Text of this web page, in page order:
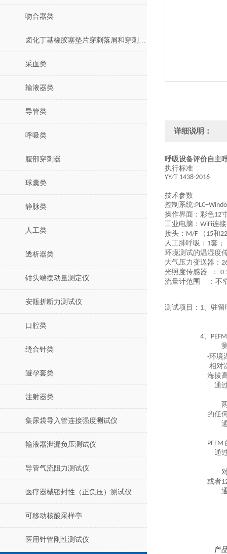
吻合器类
卤化丁基橡胶塞垫片穿刺落屑和穿刺力测试仪
采血类
输液器类
导管类
呼吸类
腹部穿刺器
球囊类
静脉类
人工类
透析器类
钳头端摆动量测定仪
安瓿折断力测试仪
口腔类
缝合针类
避孕套类
注射器类
集尿袋导入管连接强度测试仪
输液器泄漏负压测试仪
导管气流阻力测试仪
医疗器械密封性（正负压）测试仪
可移动核酸采样亭
医用针管刚性测试仪
详细说明：
呼吸设备评价自主
执行标准
YY∕T 1438-2016
技术参数
控制系统
操作界面：彩色12
工业电脑： WiFi连
接头： M/F （ 15和22
人工肺呼吸： 1套；
环境测试的温湿度
大气压力变送器：
光照度传感器
：
流量计范围
：不
测试项目： 1、驻
4、
-环境
-相对
海拔
通
的任
PEFM
通
或者
产